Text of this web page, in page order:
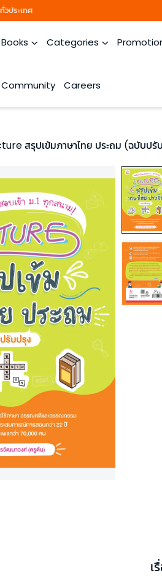
ประเทศ
Books Categories
Community Careers
สรุปเข้มภาษาไทย ประถม (ฉบับปรั
เ